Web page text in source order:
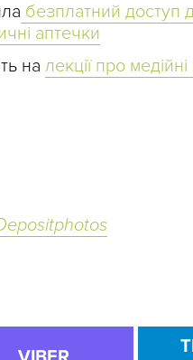
безплатний доступ
аптечки
на лекції про